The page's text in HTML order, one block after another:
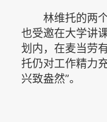
林维托的两个
也受邀在大学讲
划内，在麦当劳
托仍对工作精力
兴致盎然”。